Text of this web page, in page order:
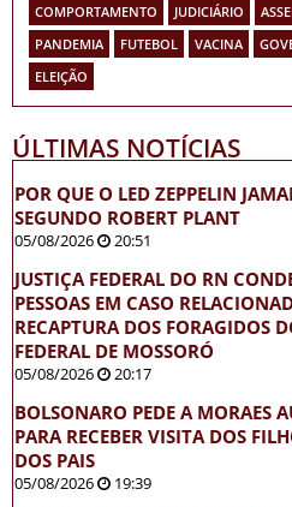
COMPORTAMENTO
JUDICIÁRIO
PANDEMIA
FUTEBOL VACINA
ELEIÇÃO
ÚLTIMAS NOTÍCIAS
POR QUE O LED ZEPPELIN
SEGUNDO ROBERT PLANT
05/08/2026 20:51
JUSTIÇA FEDERAL DO RN
PESSOAS EM CASO
RECAPTURA DOS FORAGIDOS
FEDERAL DE MOSSORÓ
05/08/2026 20:17
BOLSONARO PEDE A MORAES
PARA RECEBER VISITA DOS
DOS PAIS
05/08/2026 19:39